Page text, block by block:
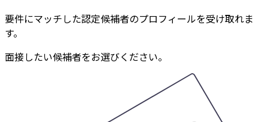
要件にマッチした認定候補者のプロフィールを受け取れま
す。
面接したい候補者をお選びください。